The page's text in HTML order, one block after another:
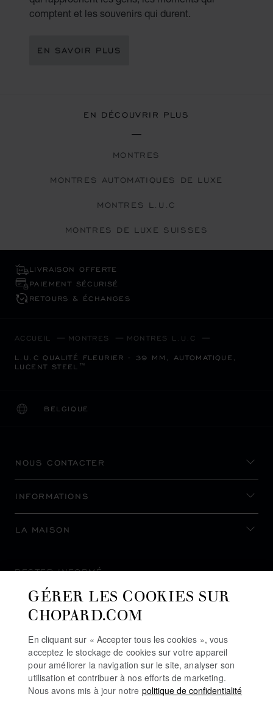
comptent et les souvenirs qui durent.
EN SAVOIR PLUS
EN DÉCOUVRIR PLUS
MONTRES
MONTRES AUTOMATIQUES DE LUXE
MONTRES L.U.C
MONTRES DE LUXE SUISSES
LIVRAISON OFFERTE
PAIEMENT SÉCURISÉ
RETOURS & ÉCHANGES
ACCUEIL MONTRES MONTRES L.U.C
L.U.C QUALITÉ FLEURIER - 39 MM, AUTOMATIQUE,
LUCENT STEEL™
BELGIQUE
LOCALISATION (CHANGER DE PAYS)
CHANGER DE PAYS
NOUS CONTACTER
INFORMATIONS
LA MAISON
RESTER INFORMÉ
S’INSCRIRE À LA NEWSLETTER
GÉRER LES COOKIES SUR
CHOPARD.COM
En cliquant sur « Accepter tous les cookies », vous
acceptez le stockage de cookies sur votre appareil
pour améliorer la navigation sur le site, analyser son
utilisation et contribuer à nos efforts de marketing.
Nous avons mis à jour notre politique de confidentialité